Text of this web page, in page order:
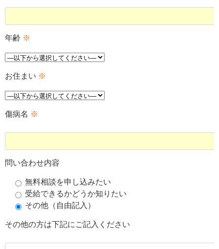
年齢 ※
お住まい ※
傷病名 ※
問い合わせ内容
無料相談を申し込みたい
受給できるかどうか知りたい
その他（自由記入）
その他の方は下記にご記入ください